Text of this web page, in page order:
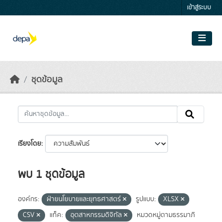
เข้าสู่ระบบ
ชุดข้อมูล
เรียงโดย
พบ 1 ชุดข้อมูล
องค์กร: ฝ่ายนโยบายและยุทธศาสตร์ รูปแบบ:
XLSX
CSV
แท็ค: อุตสาหกรรมดิจิทัล หมวดหมู่ตามธรรมาภิ